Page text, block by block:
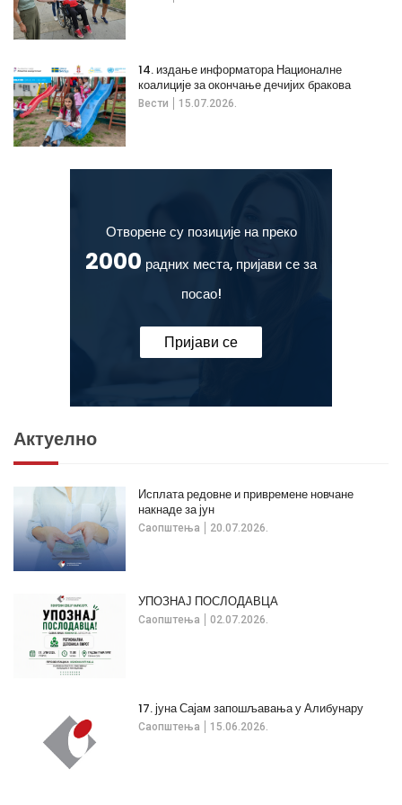
Вести 15.07.2026.
14. издање информатора Националне
коалиције за окончање дечијих бракова
Отворене су позиције на преко
2000 радних места, пријави се за
посао!
Пријави се
Актуелно
Саопштења 20.07.2026.
Исплата редовне и привремене новчане
накнаде за јун
Саопштења 02.07.2026.
УПОЗНАЈ ПОСЛОДАВЦА
Саопштења 15.06.2026.
17. јуна Сајам запошљавања у Алибунару